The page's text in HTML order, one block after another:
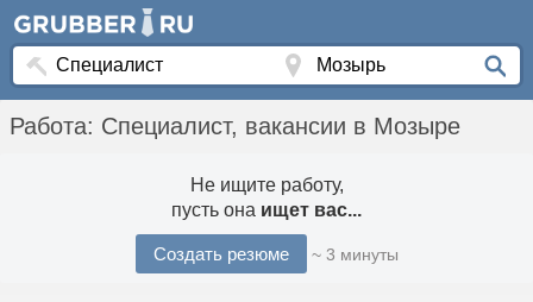
Работа: Специалист, вакансии в Мозыре
Не ищите работу,
пусть она ищет вас...
Создать резюме ~ 3 минуты